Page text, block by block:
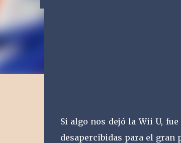
Si algo nos dejó la Wii U,
desapercibidas para el gran